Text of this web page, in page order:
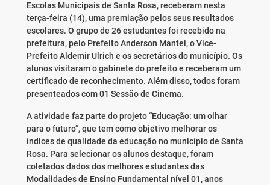
Escolas Municipais de Santa Rosa, receberam nesta
terça-feira (14), uma premiação pelos seus resultados
escolares. O grupo de 26 estudantes foi recebido na
prefeitura, pelo Prefeito Anderson Mantei, o Vice-
Prefeito Aldemir Ulrich e os secretários do município. Os
alunos visitaram o gabinete do prefeito e receberam um
certificado de reconhecimento. Além disso, todos foram
presenteados com 01 Sessão de Cinema.
A atividade faz parte do projeto “Educação: um olhar
para o futuro”, que tem como objetivo melhorar os
índices de qualidade da educação no município de Santa
Rosa. Para selecionar os alunos destaque, foram
coletados dados dos melhores estudantes das
Modalidades de Ensino Fundamental nível 01, anos